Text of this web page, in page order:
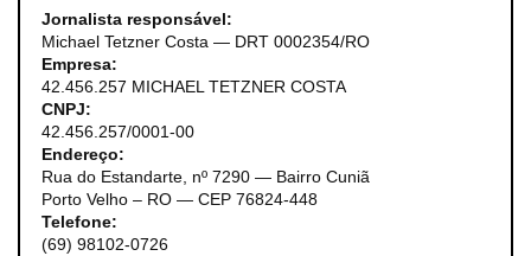
Jornalista responsável:
Michael Tetzner Costa — DRT 0002354/RO
Empresa:
42.456.257 MICHAEL TETZNER COSTA
CNPJ:
42.456.257/0001-00
Endereço:
Rua do Estandarte, nº 7290 — Bairro Cuniã
Porto Velho – RO — CEP 76824-448
Telefone:
(69) 98102-0726